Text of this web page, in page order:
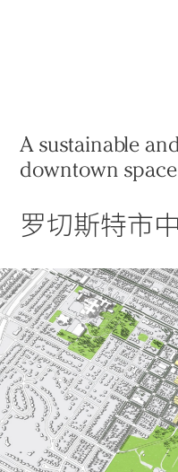
A sustainable
downtown space
罗切斯特市